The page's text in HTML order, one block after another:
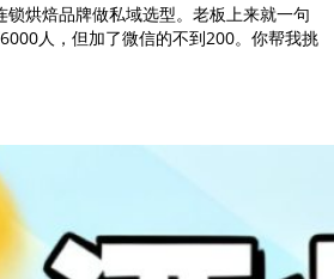
锁烘焙品牌做私域选型。老板上来就一句
人，但加了微信的不到200。你帮我挑